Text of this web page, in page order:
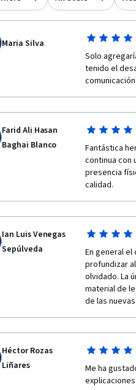
Maria Silva
Solo
tenido el
Farid Ali Hasan
Baghai Blanco
Fantástica
continua con
presencia
calidad.
Ian Luis Venegas
Sepúlveda
En general
profundizar
olvidado. La
material de
de las
Héctor Rozas
Liñares
Me ha